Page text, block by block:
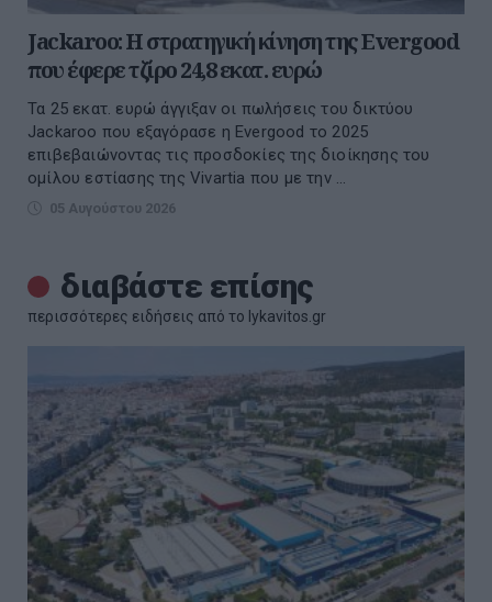
Jackaroo: Η στρατηγική κίνηση της Evergood
που έφερε τζίρο 24,8 εκατ. ευρώ
Τα 25 εκατ. ευρώ άγγιξαν οι πωλήσεις του δικτύου
Jackaroo που εξαγόρασε η Evergood το 2025
επιβεβαιώνοντας τις προσδοκίες της διοίκησης του
ομίλου εστίασης της Vivartia που με την ...
05 Αυγούστου 2026
διαβάστε επίσης
περισσότερες ειδήσεις από το lykavitos.gr